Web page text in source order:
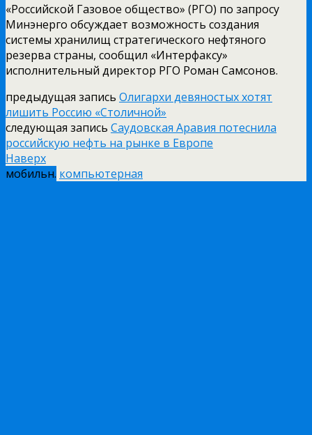
«Российской Газовое общество» (РГО) по запросу
Минэнерго обсуждает возможность создания
системы хранилищ стратегического нефтяного
резерва страны, сообщил «Интерфаксу»
исполнительный директор РГО Роман Самсонов.
предыдущая запись Олигархи девяностых хотят
лишить Россию «Столичной»
следующая запись Саудовская Аравия потеснила
российскую нефть на рынке в Европе
Наверх
мобильн. компьютерная